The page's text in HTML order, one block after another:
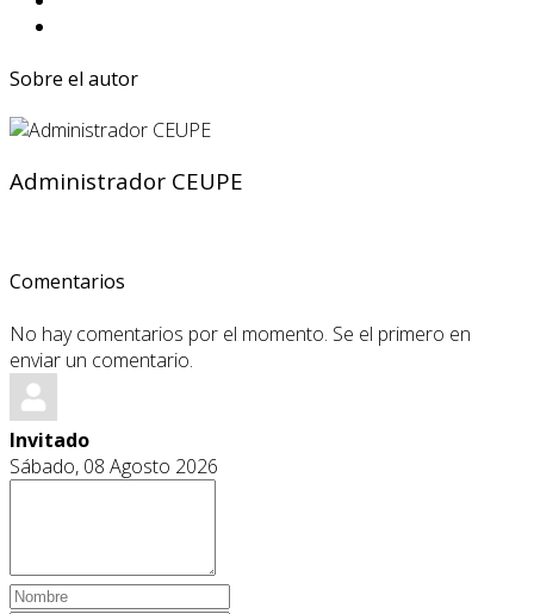
Sobre el autor
Administrador CEUPE
Comentarios
No hay comentarios por el momento. Se el primero en
enviar un comentario.
Invitado
Sábado, 08 Agosto 2026